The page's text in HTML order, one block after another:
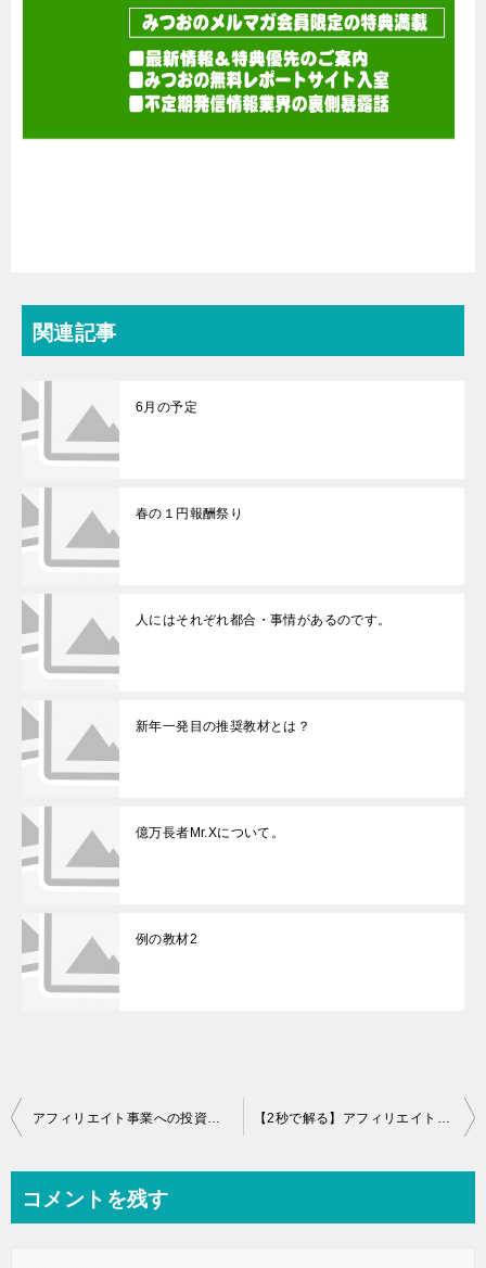
関連記事
6月の予定
春の１円報酬祭り
人にはそれぞれ都合・事情があるのです。
新年一発目の推奨教材とは？
億万長者Mr.Xについて。
例の教材2
投
ビ
アフィリエイト事業への投資その１ 【2秒で解る】アフィリエイトで稼げるジャンルを見つける方法とは
コメントを残す